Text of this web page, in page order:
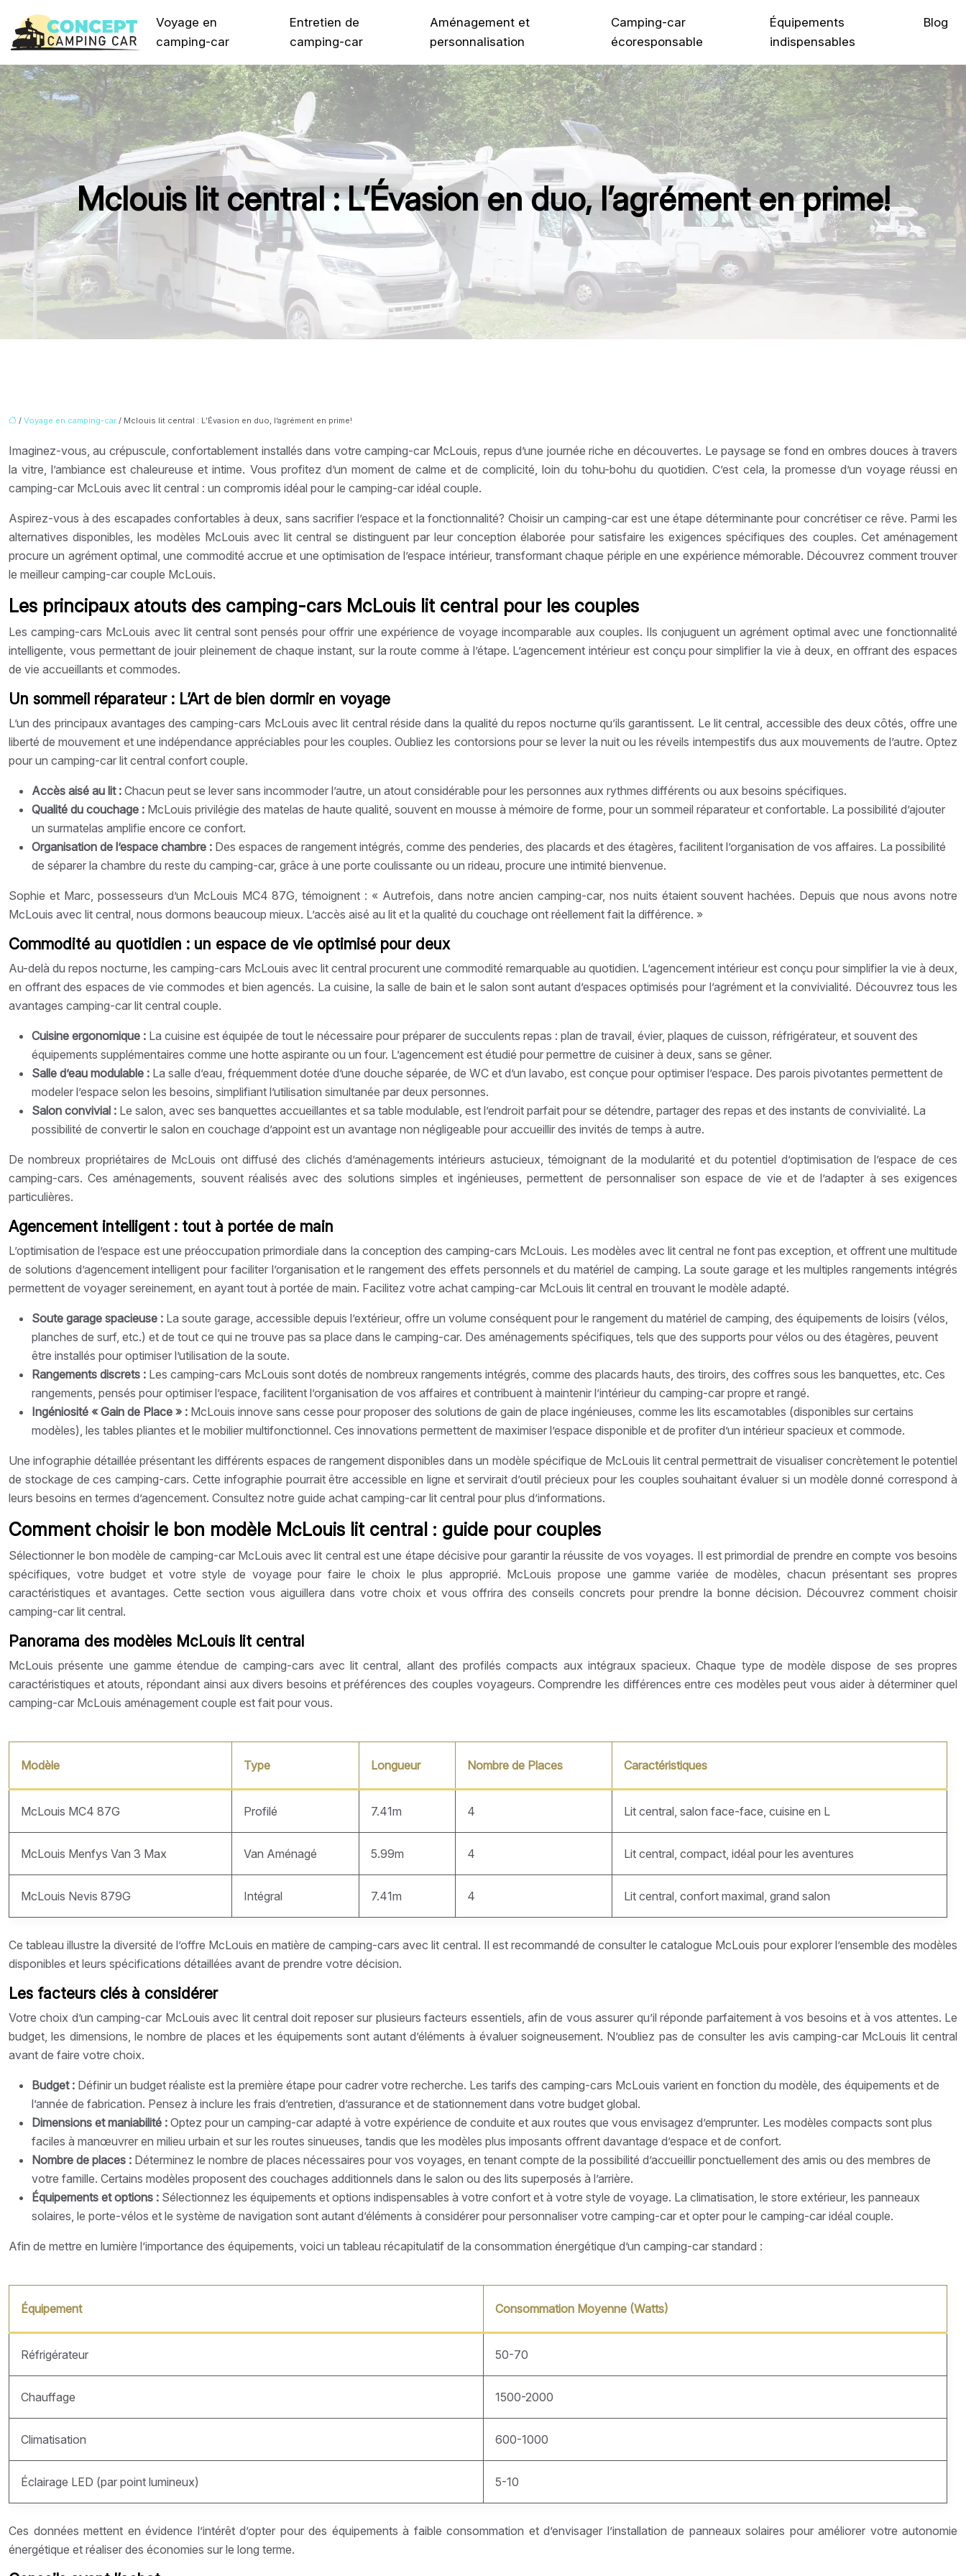
Voyage en
camping-car
Entretien de
camping-car
Aménagement et
personnalisation
Camping-car
écoresponsable
Équipements
indispensables
Blog
Mclouis lit central : L’Évasion en duo, l’agrément en prime!
/ Voyage en camping-car / Mclouis lit central : L’Évasion en duo, l’agrément en prime!
Imaginez-vous, au crépuscule, confortablement installés dans votre camping-car McLouis, repus d’une journée riche en découvertes. Le paysage se fond en ombres douces à travers
la vitre, l’ambiance est chaleureuse et intime. Vous profitez d’un moment de calme et de complicité, loin du tohu-bohu du quotidien. C’est cela, la promesse d’un voyage réussi en
camping-car McLouis avec lit central : un compromis idéal pour le camping-car idéal couple.
Aspirez-vous à des escapades confortables à deux, sans sacrifier l’espace et la fonctionnalité? Choisir un camping-car est une étape déterminante pour concrétiser ce rêve. Parmi les
alternatives disponibles, les modèles McLouis avec lit central se distinguent par leur conception élaborée pour satisfaire les exigences spécifiques des couples. Cet aménagement
procure un agrément optimal, une commodité accrue et une optimisation de l’espace intérieur, transformant chaque périple en une expérience mémorable. Découvrez comment trouver
le meilleur camping-car couple McLouis.
Les principaux atouts des camping-cars McLouis lit central pour les couples
Les camping-cars McLouis avec lit central sont pensés pour offrir une expérience de voyage incomparable aux couples. Ils conjuguent un agrément optimal avec une fonctionnalité
intelligente, vous permettant de jouir pleinement de chaque instant, sur la route comme à l’étape. L’agencement intérieur est conçu pour simplifier la vie à deux, en offrant des espaces
de vie accueillants et commodes.
Un sommeil réparateur : L’Art de bien dormir en voyage
L’un des principaux avantages des camping-cars McLouis avec lit central réside dans la qualité du repos nocturne qu’ils garantissent. Le lit central, accessible des deux côtés, offre une
liberté de mouvement et une indépendance appréciables pour les couples. Oubliez les contorsions pour se lever la nuit ou les réveils intempestifs dus aux mouvements de l’autre. Optez
pour un camping-car lit central confort couple.
Accès aisé au lit : Chacun peut se lever sans incommoder l’autre, un atout considérable pour les personnes aux rythmes différents ou aux besoins spécifiques.
Qualité du couchage : McLouis privilégie des matelas de haute qualité, souvent en mousse à mémoire de forme, pour un sommeil réparateur et confortable. La possibilité d’ajouter
un surmatelas amplifie encore ce confort.
Organisation de l’espace chambre : Des espaces de rangement intégrés, comme des penderies, des placards et des étagères, facilitent l’organisation de vos affaires. La possibilité
de séparer la chambre du reste du camping-car, grâce à une porte coulissante ou un rideau, procure une intimité bienvenue.
Sophie et Marc, possesseurs d’un McLouis MC4 87G, témoignent : « Autrefois, dans notre ancien camping-car, nos nuits étaient souvent hachées. Depuis que nous avons notre
McLouis avec lit central, nous dormons beaucoup mieux. L’accès aisé au lit et la qualité du couchage ont réellement fait la différence. »
Commodité au quotidien : un espace de vie optimisé pour deux
Au-delà du repos nocturne, les camping-cars McLouis avec lit central procurent une commodité remarquable au quotidien. L’agencement intérieur est conçu pour simplifier la vie à deux,
en offrant des espaces de vie commodes et bien agencés. La cuisine, la salle de bain et le salon sont autant d’espaces optimisés pour l’agrément et la convivialité. Découvrez tous les
avantages camping-car lit central couple.
Cuisine ergonomique : La cuisine est équipée de tout le nécessaire pour préparer de succulents repas : plan de travail, évier, plaques de cuisson, réfrigérateur, et souvent des
équipements supplémentaires comme une hotte aspirante ou un four. L’agencement est étudié pour permettre de cuisiner à deux, sans se gêner.
Salle d’eau modulable : La salle d’eau, fréquemment dotée d’une douche séparée, de WC et d’un lavabo, est conçue pour optimiser l’espace. Des parois pivotantes permettent de
modeler l’espace selon les besoins, simplifiant l’utilisation simultanée par deux personnes.
Salon convivial : Le salon, avec ses banquettes accueillantes et sa table modulable, est l’endroit parfait pour se détendre, partager des repas et des instants de convivialité. La
possibilité de convertir le salon en couchage d’appoint est un avantage non négligeable pour accueillir des invités de temps à autre.
De nombreux propriétaires de McLouis ont diffusé des clichés d’aménagements intérieurs astucieux, témoignant de la modularité et du potentiel d’optimisation de l’espace de ces
camping-cars. Ces aménagements, souvent réalisés avec des solutions simples et ingénieuses, permettent de personnaliser son espace de vie et de l’adapter à ses exigences
particulières.
Agencement intelligent : tout à portée de main
L’optimisation de l’espace est une préoccupation primordiale dans la conception des camping-cars McLouis. Les modèles avec lit central ne font pas exception, et offrent une multitude
de solutions d’agencement intelligent pour faciliter l’organisation et le rangement des effets personnels et du matériel de camping. La soute garage et les multiples rangements intégrés
permettent de voyager sereinement, en ayant tout à portée de main. Facilitez votre achat camping-car McLouis lit central en trouvant le modèle adapté.
Soute garage spacieuse : La soute garage, accessible depuis l’extérieur, offre un volume conséquent pour le rangement du matériel de camping, des équipements de loisirs (vélos,
planches de surf, etc.) et de tout ce qui ne trouve pas sa place dans le camping-car. Des aménagements spécifiques, tels que des supports pour vélos ou des étagères, peuvent
être installés pour optimiser l’utilisation de la soute.
Rangements discrets : Les camping-cars McLouis sont dotés de nombreux rangements intégrés, comme des placards hauts, des tiroirs, des coffres sous les banquettes, etc. Ces
rangements, pensés pour optimiser l’espace, facilitent l’organisation de vos affaires et contribuent à maintenir l’intérieur du camping-car propre et rangé.
Ingéniosité « Gain de Place » : McLouis innove sans cesse pour proposer des solutions de gain de place ingénieuses, comme les lits escamotables (disponibles sur certains
modèles), les tables pliantes et le mobilier multifonctionnel. Ces innovations permettent de maximiser l’espace disponible et de profiter d’un intérieur spacieux et commode.
Une infographie détaillée présentant les différents espaces de rangement disponibles dans un modèle spécifique de McLouis lit central permettrait de visualiser concrètement le potentiel
de stockage de ces camping-cars. Cette infographie pourrait être accessible en ligne et servirait d’outil précieux pour les couples souhaitant évaluer si un modèle donné correspond à
leurs besoins en termes d’agencement. Consultez notre guide achat camping-car lit central pour plus d’informations.
Comment choisir le bon modèle McLouis lit central : guide pour couples
Sélectionner le bon modèle de camping-car McLouis avec lit central est une étape décisive pour garantir la réussite de vos voyages. Il est primordial de prendre en compte vos besoins
spécifiques, votre budget et votre style de voyage pour faire le choix le plus approprié. McLouis propose une gamme variée de modèles, chacun présentant ses propres
caractéristiques et avantages. Cette section vous aiguillera dans votre choix et vous offrira des conseils concrets pour prendre la bonne décision. Découvrez comment choisir
camping-car lit central.
Panorama des modèles McLouis lit central
McLouis présente une gamme étendue de camping-cars avec lit central, allant des profilés compacts aux intégraux spacieux. Chaque type de modèle dispose de ses propres
caractéristiques et atouts, répondant ainsi aux divers besoins et préférences des couples voyageurs. Comprendre les différences entre ces modèles peut vous aider à déterminer quel
camping-car McLouis aménagement couple est fait pour vous.
Modèle Type Longueur Nombre de Places Caractéristiques
McLouis MC4 87G Profilé 7.41m 4 Lit central, salon face-face, cuisine en L
McLouis Menfys Van 3 Max Van Aménagé 5.99m 4 Lit central, compact, idéal pour les aventures
McLouis Nevis 879G Intégral 7.41m 4 Lit central, confort maximal, grand salon
Ce tableau illustre la diversité de l’offre McLouis en matière de camping-cars avec lit central. Il est recommandé de consulter le catalogue McLouis pour explorer l’ensemble des modèles
disponibles et leurs spécifications détaillées avant de prendre votre décision.
Les facteurs clés à considérer
Votre choix d’un camping-car McLouis avec lit central doit reposer sur plusieurs facteurs essentiels, afin de vous assurer qu’il réponde parfaitement à vos besoins et à vos attentes. Le
budget, les dimensions, le nombre de places et les équipements sont autant d’éléments à évaluer soigneusement. N’oubliez pas de consulter les avis camping-car McLouis lit central
avant de faire votre choix.
Budget : Définir un budget réaliste est la première étape pour cadrer votre recherche. Les tarifs des camping-cars McLouis varient en fonction du modèle, des équipements et de
l’année de fabrication. Pensez à inclure les frais d’entretien, d’assurance et de stationnement dans votre budget global.
Dimensions et maniabilité : Optez pour un camping-car adapté à votre expérience de conduite et aux routes que vous envisagez d’emprunter. Les modèles compacts sont plus
faciles à manœuvrer en milieu urbain et sur les routes sinueuses, tandis que les modèles plus imposants offrent davantage d’espace et de confort.
Nombre de places : Déterminez le nombre de places nécessaires pour vos voyages, en tenant compte de la possibilité d’accueillir ponctuellement des amis ou des membres de
votre famille. Certains modèles proposent des couchages additionnels dans le salon ou des lits superposés à l’arrière.
Équipements et options : Sélectionnez les équipements et options indispensables à votre confort et à votre style de voyage. La climatisation, le store extérieur, les panneaux
solaires, le porte-vélos et le système de navigation sont autant d’éléments à considérer pour personnaliser votre camping-car et opter pour le camping-car idéal couple.
Afin de mettre en lumière l’importance des équipements, voici un tableau récapitulatif de la consommation énergétique d’un camping-car standard :
Équipement Consommation Moyenne (Watts)
Réfrigérateur 50-70
Chauffage 1500-2000
Climatisation 600-1000
Éclairage LED (par point lumineux) 5-10
Ces données mettent en évidence l’intérêt d’opter pour des équipements à faible consommation et d’envisager l’installation de panneaux solaires pour améliorer votre autonomie
énergétique et réaliser des économies sur le long terme.